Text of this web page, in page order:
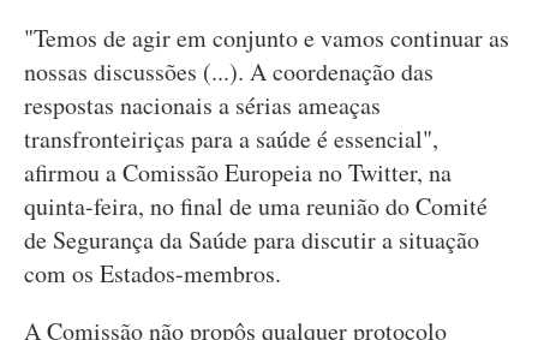
"Temos de agir em conjunto e vamos continuar as
nossas discussões (...). A coordenação das
respostas nacionais a sérias ameaças
transfronteiriças para a saúde é essencial",
afirmou a Comissão Europeia no Twitter, na
quinta-feira, no final de uma reunião do Comité
de Segurança da Saúde para discutir a situação
com os Estados-membros.
A Comissão não propôs qualquer protocolo